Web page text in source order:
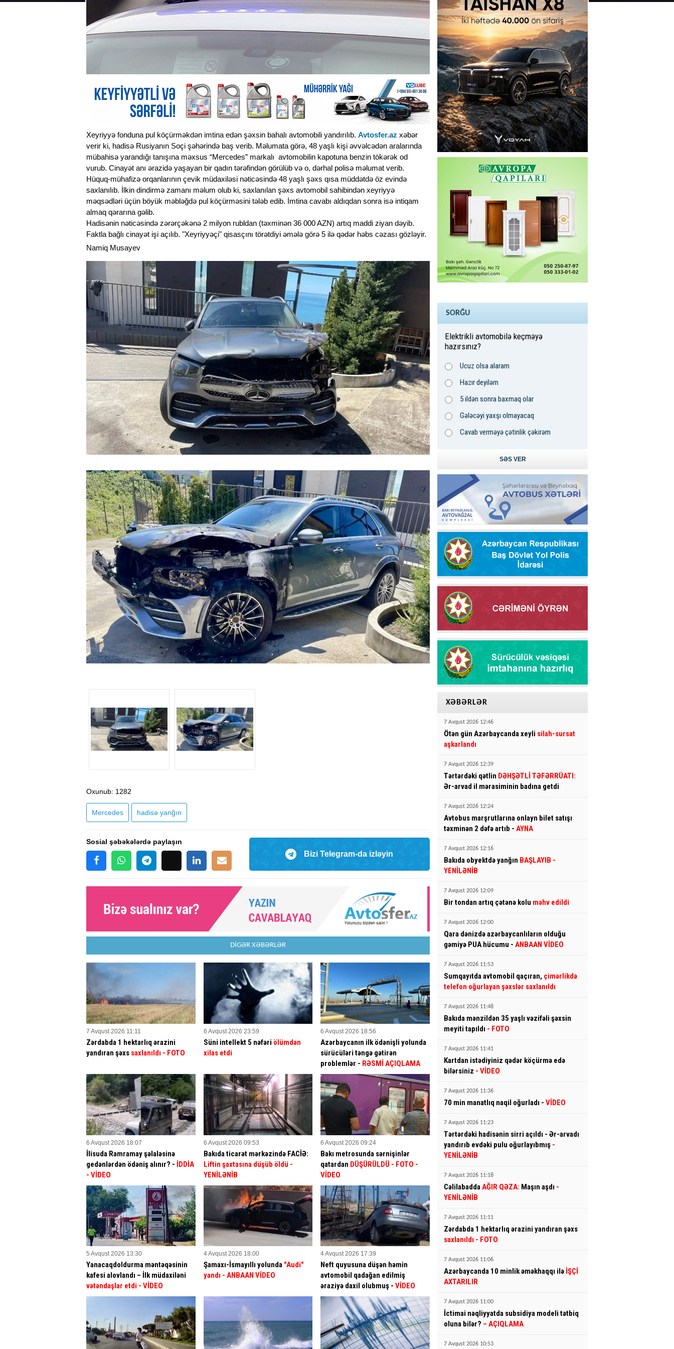
Xeyriyyə fonduna pul köçürməkdən imtina edən şəxsin bahalı avtomobili yandırılıb. Avtosfer.az xəbər
verir ki, hadisə Rusiyanın Soçi şəhərində baş verib. Məlumata görə, 48 yaşlı kişi əvvəlcədən aralarında
mübahisə yarandığı tanışına məxsus “Mercedes” markalı avtomobilin kapotuna benzin tökərək od
vurub. Cinayət anı ərazidə yaşayan bir qadın tərəfindən görülüb və o, dərhal polisə məlumat verib.
Hüquq-mühafizə orqanlarının çevik müdaxiləsi nəticəsində 48 yaşlı şəxs qısa müddətdə öz evində
saxlanılıb. İlkin dindirmə zamanı məlum olub ki, saxlanılan şəxs avtomobil sahibindən xeyriyyə
məqsədləri üçün böyük məbləğdə pul köçürməsini tələb edib. İmtina cavabı aldıqdan sonra isə intiqam
almaq qərarına gəlib.
Hadisənin nəticəsində zərərçəkənə 2 milyon rubldan (təxminən 36 000 AZN) artıq maddi ziyan dəyib.
Faktla bağlı cinayət işi açılıb. "Xeyriyyəçi" qisasçını törətdiyi əmələ görə 5 ilə qədər həbs cəzası gözləyir.
Namiq Musayev
Oxunub: 1282
Mercedes hadisə yanğın
Sosial şəbəkələrdə paylaşın
Bizi Telegram-da izləyin
DİGƏR XƏBƏRLƏR
7 Avqust 2026 11:11
Zərdabda 1 hektarlıq ərazini
yandıran şəxs saxlanıldı - FOTO
6 Avqust 2026 23:59
Süni intellekt 5 nəfəri ölümdən
xilas etdi
6 Avqust 2026 18:56
Azərbaycanın ilk ödənişli yolunda
sürücüləri təngə gətirən
problemlər - RƏSMİ AÇIQLAMA
6 Avqust 2026 18:07
İlisuda Ramramay şəlaləsinə
gedənlərdən ödəniş alınır? - İDDİA
- VİDEO
6 Avqust 2026 09:53
Bakıda ticarət mərkəzində FACİƏ:
Liftin şaxtasına düşüb öldü -
YENİLƏNİB
6 Avqust 2026 09:24
Bakı metrosunda sərnişinlər
qatardan DÜŞÜRÜLDÜ - FOTO -
VİDEO
5 Avqust 2026 13:30
Yanacaqdoldurma məntəqəsinin
kafesi alovlandı – İlk müdaxiləni
vətəndaşlar etdi - VİDEO
4 Avqust 2026 18:00
Şamaxı-İsmayıllı yolunda"Audi"
yandı - ANBAAN VİDEO
4 Avqust 2026 17:39
Neft quyusuna düşən həmin
avtomobil qadağan edilmiş
əraziyə daxil olubmuş -VİDEO
SORĞU
Elektrikli avtomobilə keçməyə
hazırsınız?
Ucuz olsa alaram
Hazır deyiləm
5 ildən sonra baxmaq olar
Gələcəyi yaxşı olmayacaq
Cavab verməyə çətinlik çəkirəm
XƏBƏRLƏR
7 Avqust 2026 12:46
Ötən gün Azərbaycanda xeyli silah-sursat
aşkarlandı
7 Avqust 2026 12:39
Tərtərdəki qətlin DƏHŞƏTLİ TƏFƏRRÜATI:
Ər-arvad il mərasiminin badına getdi
7 Avqust 2026 12:24
Avtobus marşrutlarına onlayn bilet satışı
təxminən 2 dəfə artıb - AYNA
7 Avqust 2026 12:16
Bakıda obyektdə yanğın BAŞLAYIB -
YENİLƏNİB
7 Avqust 2026 12:09
Bir tondan artıq çətənə kolu məhv edildi
7 Avqust 2026 12:00
Qara dənizdə azərbaycanlıların olduğu
gəmiyə PUA hücumu - ANBAAN VİDEO
7 Avqust 2026 11:53
Sumqayıtda avtomobil qaçıran, çimərlikdə
telefon oğurlayan şəxslər saxlanıldı
7 Avqust 2026 11:48
Bakıda mənzildən 35 yaşlı vəzifəli şəxsin
meyiti tapıldı - FOTO
7 Avqust 2026 11:41
Kartdan istədiyiniz qədər köçürmə edə
bilərsiniz - VİDEO
7 Avqust 2026 11:36
70 min manatlıq naqil oğurladı - VİDEO
7 Avqust 2026 11:23
Tərtərdəki hadisənin sirri açıldı - Ər-arvadı
yandırıb evdəki pulu oğurlayıbmış -
YENİLƏNİB
7 Avqust 2026 11:18
CəlilabaddaAĞIR QƏZA: Maşın aşdı -
YENİLƏNİB
7 Avqust 2026 11:11
Zərdabda 1 hektarlıq ərazini yandıran şəxs
saxlanıldı - FOTO
7 Avqust 2026 11:06
Azərbaycanda 10 minlik əməkhaqqı ilə İŞÇİ
AXTARILIR
7 Avqust 2026 11:00
İctimai nəqliyyatda subsidiya modeli tətbiq
oluna bilər? – AÇIQLAMA
7 Avqust 2026 10:53